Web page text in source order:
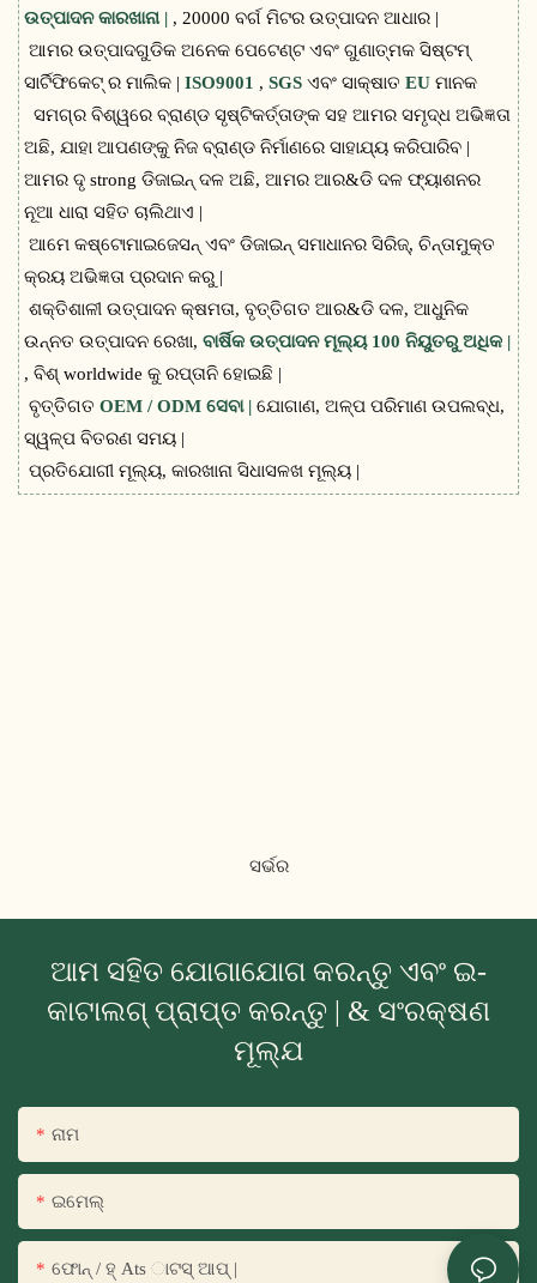
ଉତ୍ପାଦନ କାରଖାନା | , 20000 ବର୍ଗ ମିଟର ଉତ୍ପାଦନ ଆଧାର |
ଆମର ଉତ୍ପାଦଗୁଡିକ ଅନେକ ପେଟେଣ୍ଟ ଏବଂ ଗୁଣାତ୍ମକ ସିଷ୍ଟମ୍
ସାର୍ଟିଫିକେଟ୍ ର ମାଲିକ |ISO9001 ,SGSଏବଂ ସାକ୍ଷାତEUମାନକ
ସମଗ୍ର ବିଶ୍ୱରେ ବ୍ରାଣ୍ଡ ସୃଷ୍ଟିକର୍ତ୍ତାଙ୍କ ସହ ଆମର ସମୃଦ୍ଧ ଅଭିଜ୍ଞତା
ଅଛି, ଯାହା ଆପଣଙ୍କୁ ନିଜ ବ୍ରାଣ୍ଡ ନିର୍ମାଣରେ ସାହାଯ୍ୟ କରିପାରିବ |
ଆମର ଦୃ strong ଡିଜାଇନ୍ ଦଳ ଅଛି, ଆମର ଆର&ଡି ଦଳ ଫ୍ୟାଶନର
ନୂଆ ଧାରା ସହିତ ଚାଲିଥାଏ |
ଆମେ କଷ୍ଟୋମାଇଜେସନ୍ ଏବଂ ଡିଜାଇନ୍ ସମାଧାନର ସିରିଜ୍, ଚିନ୍ତାମୁକ୍ତ
କ୍ରୟ ଅଭିଜ୍ଞତା ପ୍ରଦାନ କରୁ |
ଶକ୍ତିଶାଳୀ ଉତ୍ପାଦନ କ୍ଷମତା, ବୃତ୍ତିଗତ ଆର&ଡି ଦଳ, ଆଧୁନିକ
ଉନ୍ନତ ଉତ୍ପାଦନ ରେଖା,ବାର୍ଷିକ ଉତ୍ପାଦନ ମୂଲ୍ୟ 100 ନିୟୁତରୁ ଅଧିକ |
, ବିଶ୍ worldwide କୁ ରପ୍ତାନି ହୋଇଛି |
ବୃତ୍ତିଗତOEM / ODM ସେବା |ଯୋଗାଣ, ଅଳ୍ପ ପରିମାଣ ଉପଲବ୍ଧ,
ସ୍ୱଳ୍ପ ବିତରଣ ସମୟ |
ପ୍ରତିଯୋଗୀ ମୂଲ୍ୟ, କାରଖାନା ସିଧାସଳଖ ମୂଲ୍ୟ |
ସର୍ଭର
ଆମ ସହିତ ଯୋଗାଯୋଗ କରନ୍ତୁ ଏବଂ ଇ-
କାଟାଲଗ୍ ପ୍ରାପ୍ତ କରନ୍ତୁ | & ସଂରକ୍ଷଣ
ମୂଲ୍ଯ
ନାମ
ଇମେଲ୍
ଫୋନ୍ / ହ୍ Ats ାଟସ୍ ଆପ୍ |